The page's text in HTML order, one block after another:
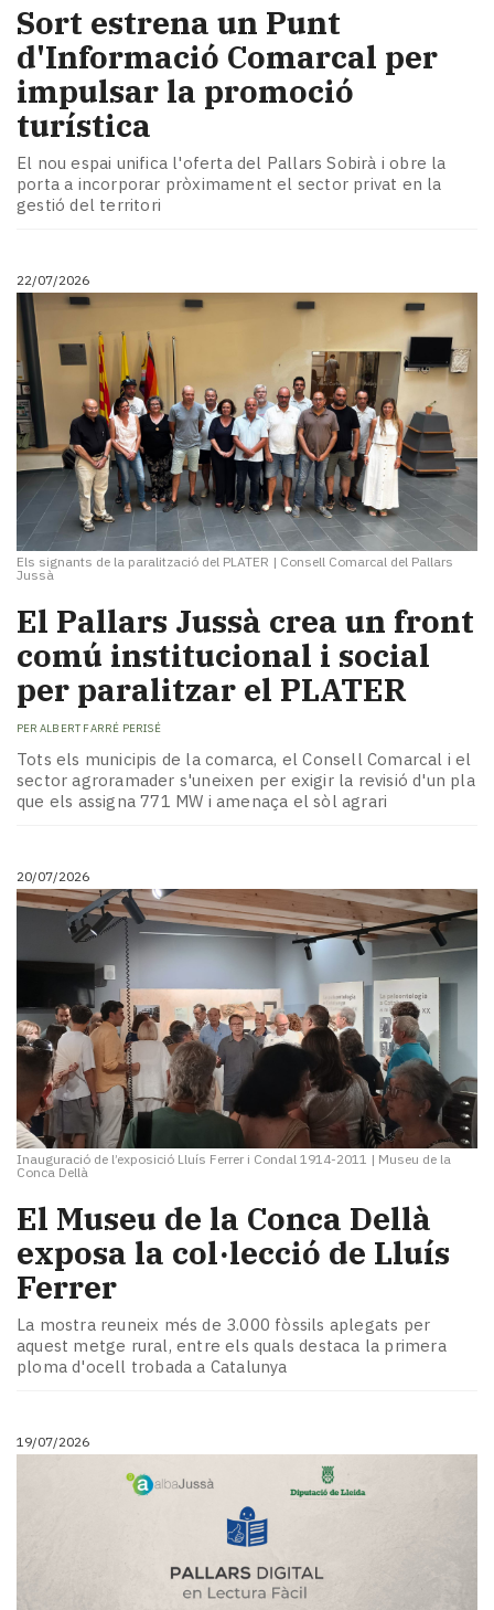
Sort estrena un Punt
d'Informació Comarcal per
impulsar la promoció
turística
El nou espai unifica l'oferta del Pallars Sobirà i obre la
porta a incorporar pròximament el sector privat en la
gestió del territori
22/07/2026
Els signants de la paralització del PLATER | Consell Comarcal del Pallars
Jussà
El Pallars Jussà crea un front
comú institucional i social
per paralitzar el PLATER
PER ALBERT FARRÉ PERISÉ
Tots els municipis de la comarca, el Consell Comarcal i el
sector agroramader s'uneixen per exigir la revisió d'un pla
que els assigna 771 MW i amenaça el sòl agrari
20/07/2026
Inauguració de l’exposició Lluís Ferrer i Condal 1914-2011 | Museu de la
Conca Dellà
El Museu de la Conca Dellà
exposa la col·lecció de Lluís
Ferrer
La mostra reuneix més de 3.000 fòssils aplegats per
aquest metge rural, entre els quals destaca la primera
ploma d'ocell trobada a Catalunya
19/07/2026